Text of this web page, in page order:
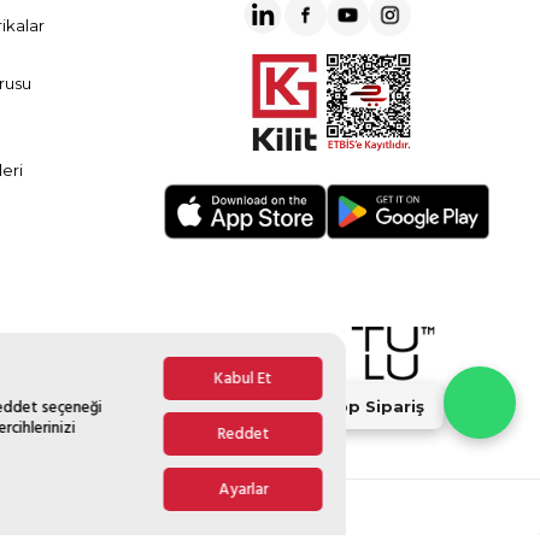
seçeneği
Kabul Et
Reddet
Ayarlar
Whatsapp Sipariş